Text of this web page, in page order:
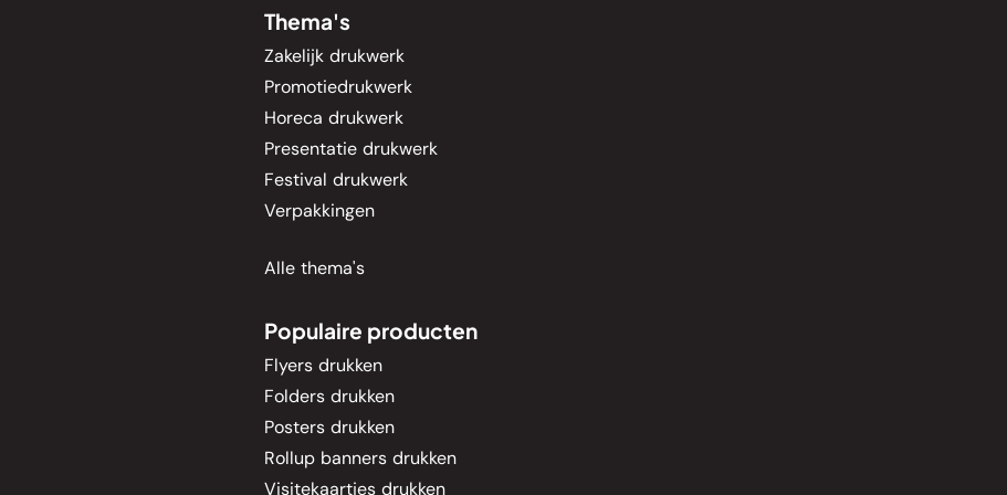
Thema's
Zakelijk drukwerk
Promotiedrukwerk
Horeca drukwerk
Presentatie drukwerk
Festival drukwerk
Verpakkingen
Alle thema's
Populaire producten
Flyers drukken
Folders drukken
Posters drukken
Rollup banners drukken
Visitekaartjes drukken